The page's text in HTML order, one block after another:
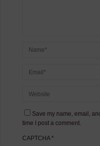
Save my name, email,
time I post a comment.
CAPTCHA*